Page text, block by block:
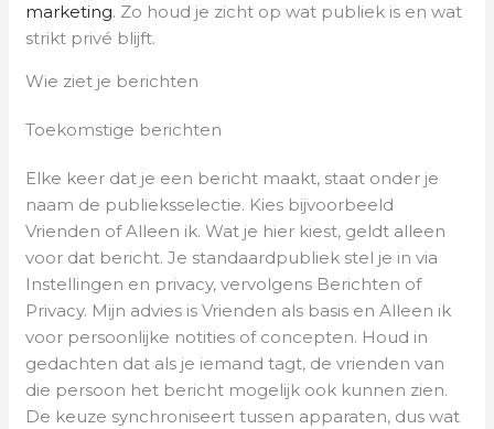
marketing. Zo houd je zicht op wat publiek is en wat
strikt privé blijft.
Wie ziet je berichten
Toekomstige berichten
Elke keer dat je een bericht maakt, staat onder je
naam de publieksselectie. Kies bijvoorbeeld
Vrienden of Alleen ik. Wat je hier kiest, geldt alleen
voor dat bericht. Je standaardpubliek stel je in via
Instellingen en privacy, vervolgens Berichten of
Privacy. Mijn advies is Vrienden als basis en Alleen ik
voor persoonlijke notities of concepten. Houd in
gedachten dat als je iemand tagt, de vrienden van
die persoon het bericht mogelijk ook kunnen zien.
De keuze synchroniseert tussen apparaten, dus wat